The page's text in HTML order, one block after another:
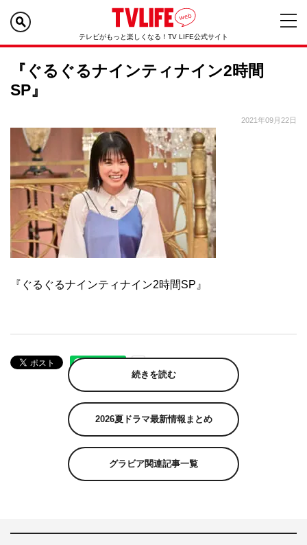
テレビがもっと楽しくなる！TV LIFE公式サイト
『ぐるぐるナインティナイン2時間
SP』
2021年09月22日
『ぐるぐるナインティナイン2時間SP』
続きを読む
2026夏ドラマ最新情報まとめ
グラビア関連記事一覧